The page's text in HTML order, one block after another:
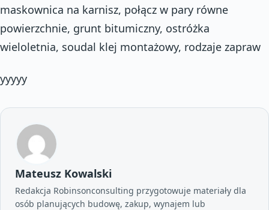
maskownica na karnisz, połącz w pary równe
powierzchnie, grunt bitumiczny, ostróżka
wieloletnia, soudal klej montażowy, rodzaje zapraw
yyyyy
Mateusz Kowalski
Redakcja Robinsonconsulting przygotowuje materiały dla
osób planujących budowę, zakup, wynajem lub